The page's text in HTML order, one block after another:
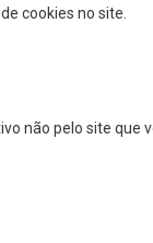
cookies no site.
não pelo site que